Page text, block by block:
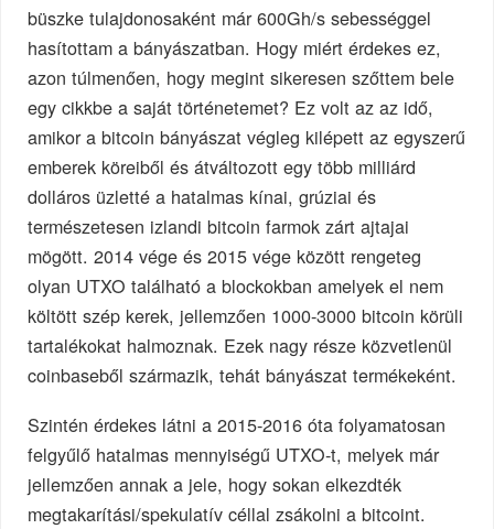
büszke tulajdonosaként már 600Gh/s sebességgel
hasítottam a bányászatban. Hogy miért érdekes ez,
azon túlmenően, hogy megint sikeresen szőttem bele
egy cikkbe a saját történetemet? Ez volt az az idő,
amikor a bitcoin bányászat végleg kilépett az egyszerű
emberek köreiből és átváltozott egy több milliárd
dolláros üzletté a hatalmas kínai, grúziai és
természetesen izlandi bitcoin farmok zárt ajtajai
mögött. 2014 vége és 2015 vége között rengeteg
olyan UTXO található a blockokban amelyek el nem
költött szép kerek, jellemzően 1000-3000 bitcoin körüli
tartalékokat halmoznak. Ezek nagy része közvetlenül
coinbaseből származik, tehát bányászat termékeként.
Szintén érdekes látni a 2015-2016 óta folyamatosan
felgyűlő hatalmas mennyiségű UTXO-t, melyek már
jellemzően annak a jele, hogy sokan elkezdték
megtakarítási/spekulatív céllal zsákolni a bitcoint.